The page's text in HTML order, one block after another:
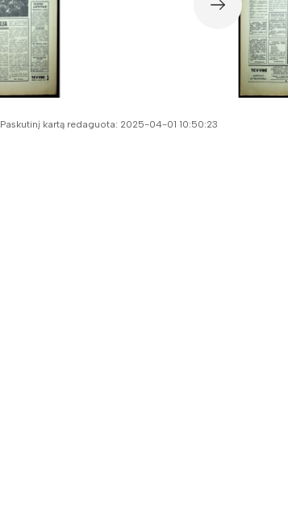
Paskutinį kartą redaguota: 2025-04-01 10:50:23